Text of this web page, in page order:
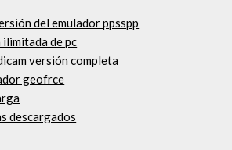
del emulador ppsspp
de pc
versión completa
geofrce
descargados